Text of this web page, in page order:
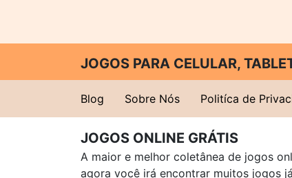
JOGOS PARA CELULAR,
Blog Sobre Nós Politíca de
JOGOS ONLINE GRÁTIS
A maior e melhor coletânea de jogos
agora você irá encontrar muitos jogos